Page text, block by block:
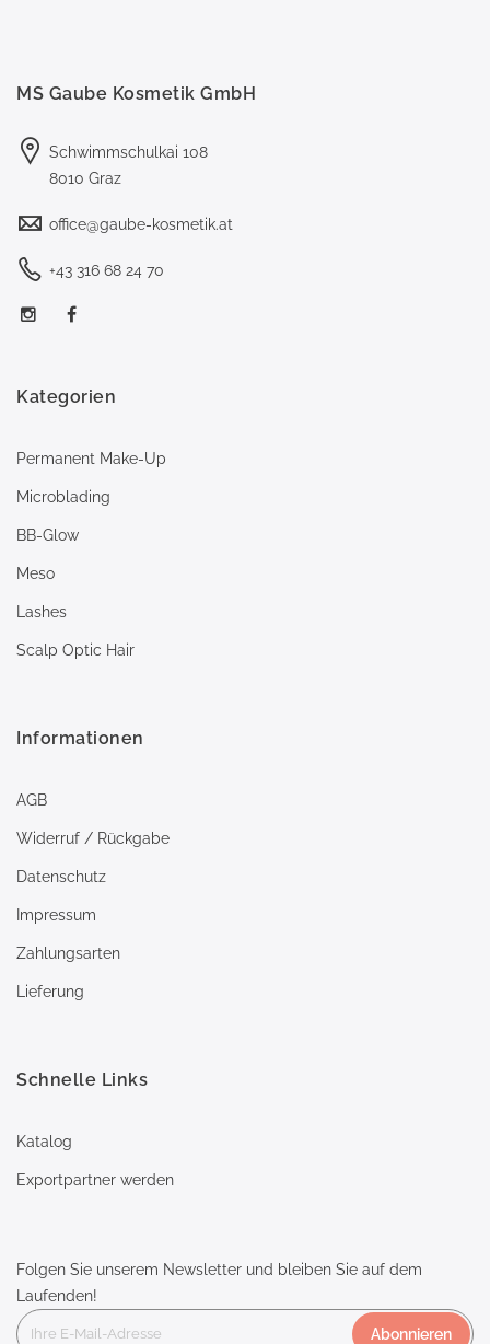
MS Gaube Kosmetik GmbH
Schwimmschulkai 108
8010 Graz
office@gaube-kosmetik.at
+43 316 68 24 70
Kategorien
Permanent Make-Up
Microblading
BB-Glow
Meso
Lashes
Scalp Optic Hair
Informationen
AGB
Widerruf / Rückgabe
Datenschutz
Impressum
Zahlungsarten
Lieferung
Schnelle Links
Katalog
Exportpartner werden
Folgen Sie unserem Newsletter und bleiben Sie auf dem
Laufenden!
Abonnieren